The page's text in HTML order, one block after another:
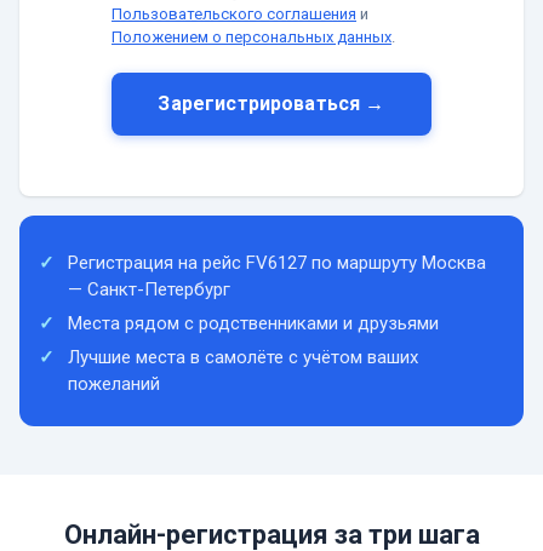
Пользовательского соглашения и
Положением о персональных данных.
Зарегистрироваться →
Регистрация на рейс FV6127 по маршруту Москва
— Санкт-Петербург
Места рядом с родственниками и друзьями
Лучшие места в самолёте с учётом ваших
пожеланий
Онлайн-регистрация за три шага